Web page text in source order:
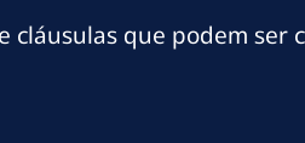
cláusulas que podem ser